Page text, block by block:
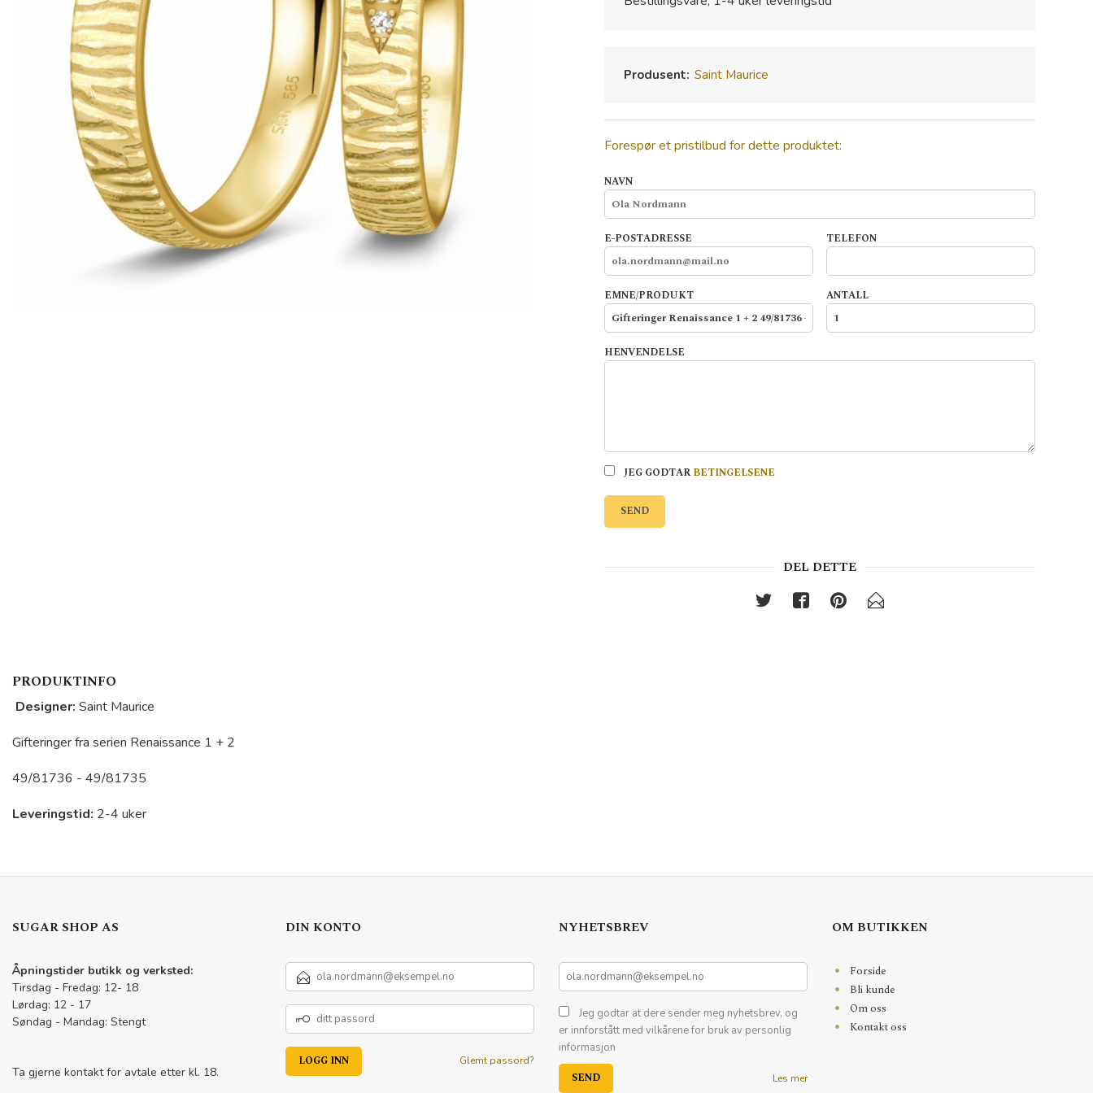
Produsent: Saint Maurice
Forespør et pristilbud for dette produktet:
NAVN
E-POSTADRESSE TELEFON
EMNE/PRODUKT ANTALL
HENVENDELSE
JEG GODTAR BETINGELSENE
SEND
DEL DETTE
PRODUKTINFO
Designer: Saint Maurice
Gifteringer fra serien Renaissance 1 + 2
49/81736 - 49/81735
Leveringstid: 2-4 uker
SUGAR SHOP AS
Åpningstider butikk og verksted:
Tirsdag - Fredag: 12- 18
Lørdag: 12 - 17
Søndag - Mandag: Stengt
Ta gjerne kontakt for avtale etter kl. 18.
DIN KONTO
E-
POSTADRESSE
DITT
PASSORD
Glemt passord?
NYHETSBREV
Jeg godtar at dere sender meg nyhetsbrev, og
er innforstått med vilkårene for bruk av personlig
informasjon
Les mer
OM BUTIKKEN
Forside
Bli kunde
Om oss
Kontakt oss